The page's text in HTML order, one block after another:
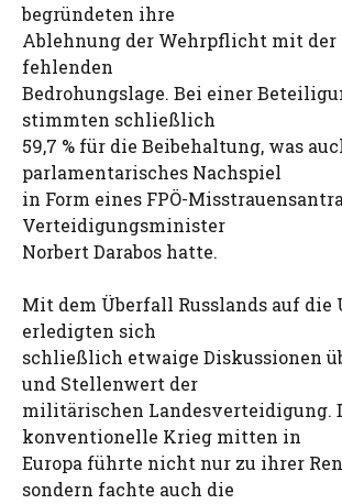
begründeten ihre
Ablehnung der Wehrpflicht mit der
fehlenden
Bedrohungslage. Bei einer
stimmten schließlich
59,7 % für die Beibehaltung, was
parlamentarisches Nachspiel
in Form eines FPÖ-
Verteidigungsminister
Norbert Darabos hatte.
Mit dem Überfall Russlands auf die
erledigten sich
schließlich etwaige Diskussionen
und Stellenwert der
militärischen Landesverteidigung.
konventionelle Krieg mitten in
Europa führte nicht nur zu ihrer
sondern fachte auch die